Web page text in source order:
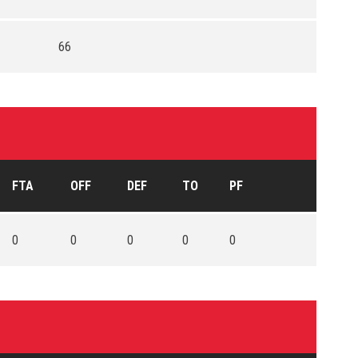
66
FTA OFF DEF TO PF
0 0 0 0 0